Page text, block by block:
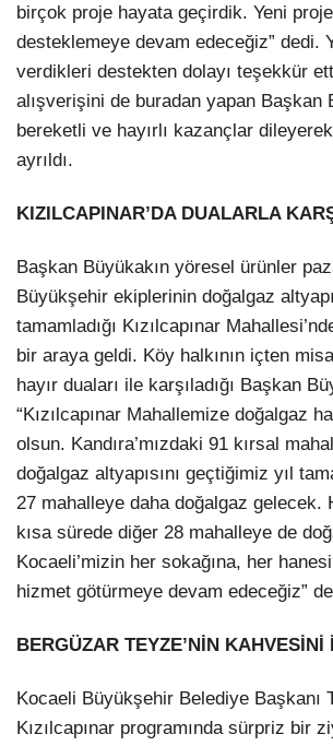
birçok proje hayata geçirdik. Yeni
desteklemeye devam edeceğiz” dedi.
verdikleri destekten dolayı teşekkür
alışverişini de buradan yapan Başkan
bereketli ve hayırlı kazançlar
ayrıldı.
KIZILCAPINAR’DA DUALARLA
Başkan Büyükakın yöresel ürünler
Büyükşehir ekiplerinin doğalgaz altyapı
tamamladığı Kızılcapınar
bir araya geldi. Köy halkının içten
hayır duaları ile karşıladığı Başkan
“Kızılcapınar Mahallemize doğalgaz
olsun. Kandıra’mızdaki 91 kırsal
doğalgaz altyapısını geçtiğimiz yıl
27 mahalleye daha doğalgaz gelecek.
kısa sürede diğer 28 mahalleye de
Kocaeli’mizin her sokağına, her
hizmet götürmeye devam edeceğiz”
BERGÜZAR TEYZE’NİN KAHVESİNİ
Kocaeli Büyükşehir Belediye Başkanı
Kızılcapınar programında sürpriz bir